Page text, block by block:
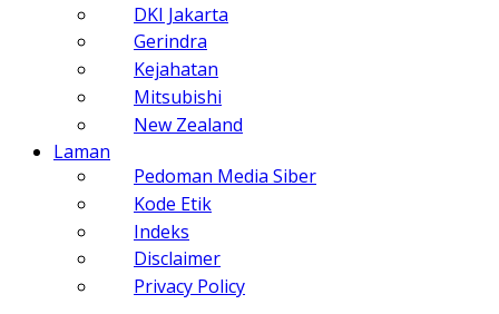
DKI Jakarta
Gerindra
Kejahatan
Mitsubishi
New Zealand
Laman
Pedoman Media Siber
Kode Etik
Indeks
Disclaimer
Privacy Policy